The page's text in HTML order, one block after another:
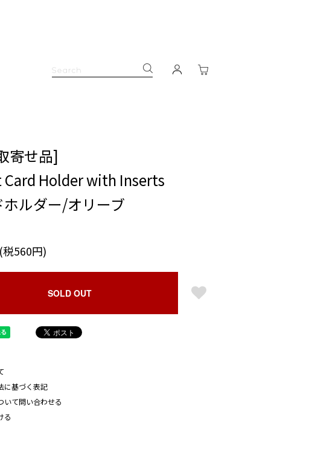
寄せ品]
Card Holder with Inserts
ホルダー/オリーブ
560円)
SOLD OUT
に基づく表記
いて問い合わせる
る